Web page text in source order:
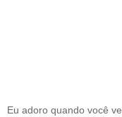
Eu adoro quando você